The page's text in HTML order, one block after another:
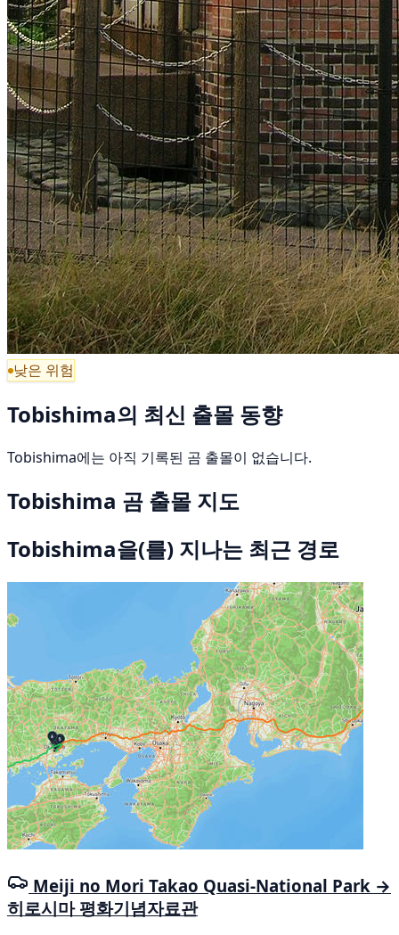
낮은 위험
Tobishima의 최신 출몰 동향
Tobishima에는 아직 기록된 곰 출몰이 없습니다.
Tobishima 곰 출몰 지도
Tobishima을(를) 지나는 최근 경로
Meiji no Mori Takao Quasi-National Park →
히로시마 평화기념자료관